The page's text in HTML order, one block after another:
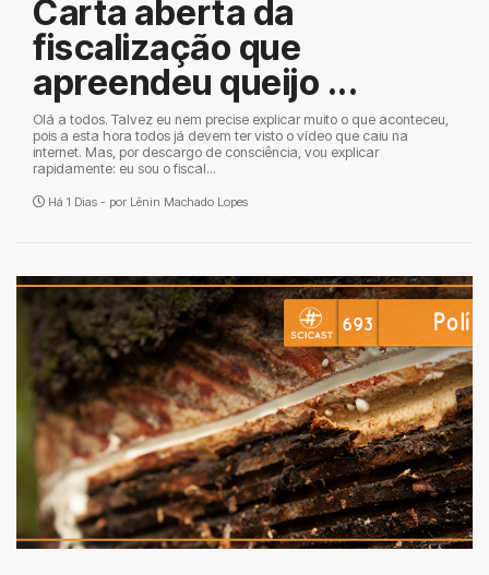
Carta aberta da
fiscalização que
apreendeu queijo ...
Olá a todos. Talvez eu nem precise explicar muito o que aconteceu,
pois a esta hora todos já devem ter visto o vídeo que caiu na
internet. Mas, por descargo de consciência, vou explicar
rapidamente: eu sou o fiscal...
Há 1 Dias - por Lênin Machado Lopes